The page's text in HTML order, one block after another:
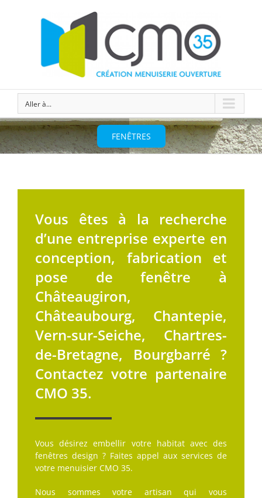
Aller à...
FENÊTRES
Vous êtes à la recherche
d’une entreprise experte en
conception, fabrication et
pose de fenêtre à
Châteaugiron,
Châteaubourg, Chantepie,
Vern-sur-Seiche, Chartres-
de-Bretagne, Bourgbarré ?
Contactez votre partenaire
CMO 35.
Vous désirez embellir votre habitat avec des
fenêtres design ? Faites appel aux services de
votre menuisier CMO 35.
Nous sommes votre artisan qui vous